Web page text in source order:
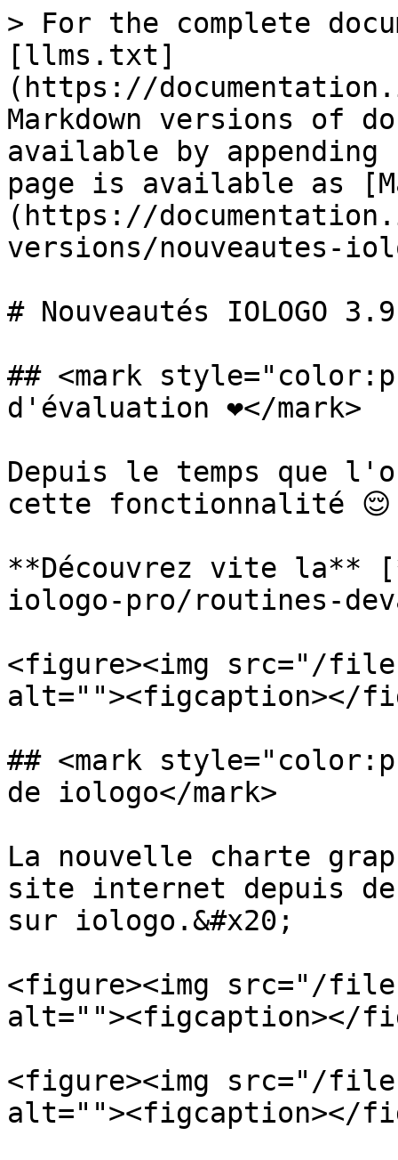
> For the complete
[llms.txt]
(https://
Markdown versions of
available by
page is available as
(https://
versions/nouveautes-
# Nouveautés IOLOGO 3.9
## <mark
d'évaluation ❤️</mark>
Depuis le temps que
cette fonctionnalité 😌
**Découvrez vite la**
iologo-pro/routines-
<figure><img src="/files/
alt=""><figcaption></
## <mark
de iologo</mark>
La nouvelle charte
site internet depuis
sur iologo.&#x20;
<figure><img src="/files/
alt=""><figcaption></
<figure><img src="/files/
alt=""><figcaption></